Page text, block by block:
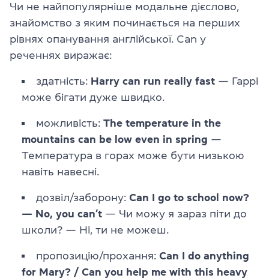
Чи не найпопулярніше модальне дієслово,
знайомство з яким починається на перших
рівнях опанування англійської. Can у
реченнях виражає:
здатність: Harry can run really fast — Гаррі
може бігати дуже швидко.
можливість: The temperature in the
mountains can be low even in spring —
Температура в горах може бути низькою
навіть навесні.
дозвіл/заборону: Can I go to school now?
— No, you can’t — Чи можу я зараз піти до
школи? — Ні, ти не можеш.
пропозицію/прохання: Can I do anything
for Mary? / Can you help me with this heavy